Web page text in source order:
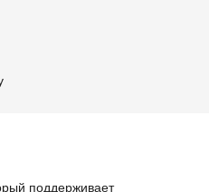
поддерживает